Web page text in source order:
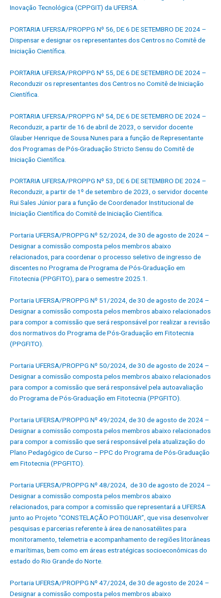
Inovação Tecnológica (CPPGIT) da UFERSA.
PORTARIA UFERSA/PROPPG Nº 56, DE 6 DE SETEMBRO DE 2024 –
Dispensar e designar os representantes dos Centros no Comitê de
Iniciação Científica.
PORTARIA UFERSA/PROPPG Nº 55, DE 6 DE SETEMBRO DE 2024 –
Reconduzir os representantes dos Centros no Comitê de Iniciação
Científica.
PORTARIA UFERSA/PROPPG Nº 54, DE 6 DE SETEMBRO DE 2024 –
Reconduzir, a partir de 16 de abril de 2023, o servidor docente
Glauber Henrique de Sousa Nunes para a função de Representante
dos Programas de Pós-Graduação Stricto Sensu do Comitê de
Iniciação Científica.
PORTARIA UFERSA/PROPPG Nº 53, DE 6 DE SETEMBRO DE 2024 –
Reconduzir, a partir de 1º de setembro de 2023, o servidor docente
Rui Sales Júnior para a função de Coordenador Institucional de
Iniciação Científica do Comitê de Iniciação Científica.
Portaria UFERSA/PROPPG Nº 52/2024, de 30 de agosto de 2024 –
Designar a comissão composta pelos membros abaixo
relacionados, para coordenar o processo seletivo de ingresso de
discentes no Programa de Programa de Pós-Graduação em
Fitotecnia (PPGFITO), para o semestre 2025.1.
Portaria UFERSA/PROPPG Nº 51/2024, de 30 de agosto de 2024 –
Designar a comissão composta pelos membros abaixo relacionados
para compor a comissão que será responsável por realizar a revisão
dos normativos do Programa de Pós-Graduação em Fitotecnia
(PPGFITO).
Portaria UFERSA/PROPPG Nº 50/2024, de 30 de agosto de 2024 –
Designar a comissão composta pelos membros abaixo relacionados
para compor a comissão que será responsável pela autoavaliação
do Programa de Pós-Graduação em Fitotecnia (PPGFITO).
Portaria UFERSA/PROPPG Nº 49/2024, de 30 de agosto de 2024 –
Designar a comissão composta pelos membros abaixo relacionados
para compor a comissão que será responsável pela atualização do
Plano Pedagógico de Curso – PPC do Programa de Pós-Graduação
em Fitotecnia (PPGFITO).
Portaria UFERSA/PROPPG Nº 48/2024, de 30 de agosto de 2024 –
Designar a comissão composta pelos membros abaixo
relacionados, para compor a comissão que representará a UFERSA
junto ao Projeto “CONSTELAÇÃO POTIGUAR”, que visa desenvolver
pesquisas e parcerias referente à área de nanosatélites para
monitoramento, telemetria e acompanhamento de regiões litorâneas
e marítimas, bem como em áreas estratégicas socioeconômicas do
estado do Rio Grande do Norte.
Portaria UFERSA/PROPPG Nº 47/2024, de 30 de agosto de 2024 –
Designar a comissão composta pelos membros abaixo